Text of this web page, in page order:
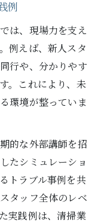
例
は、現場力を支え
例えば、新人スタ
行や、分かりやす
。これにより、未
環境が整っていま
的な外部講師を招
たシミュレーショ
トラブル事例を共
タッフ全体のレベ
実践例は、清掃業